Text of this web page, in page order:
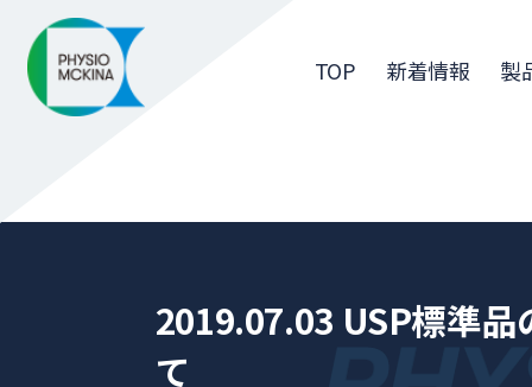
TOP 新着情報 製
2019.07.03 USP標準
て